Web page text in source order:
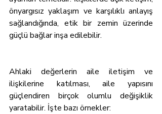
önyargısız yaklaşım ve karşılıklı anlayış
sağlandığında, etik bir zemin üzerinde
güçlü bağlar inşa edilebilir.
Ahlaki değerlerin aile iletişim ve
ilişkilerine katılması, aile yapısını
güçlendiren birçok olumlu değişiklik
yaratabilir. İşte bazı örnekler: